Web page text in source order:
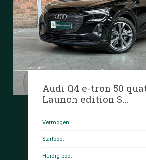
Audi Q4 e-tron 50
Launch edition S
2022 (Origineel-NL+1e
Vermogen:
Startbod:
Huidig bod: